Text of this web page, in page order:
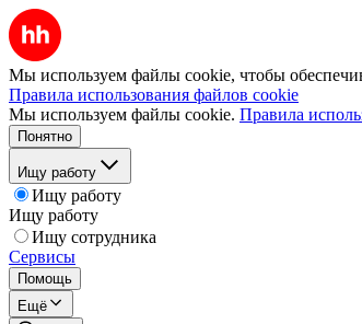
Мы используем файлы cookie, чтобы
Правила использования файлов cookie
Мы используем файлы cookie. Правила
Понятно
Ищу работу
Ищу работу
Ищу работу
Ищу сотрудника
Сервисы
Помощь
Ещё